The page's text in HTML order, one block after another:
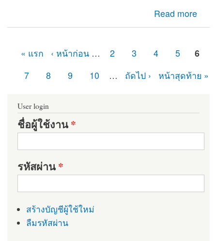
Read more
about หาคนรับปรับแก้ Module CMS Drupal เกี่ยวกับ Book
Module
« แรก ‹ หน้าก่อน … 2 3 4 5
6
7
8 9 10 … ถัดไป › หน้าสุดท้าย »
User login
ชื่อผู้ใช้งาน*
รหัสผ่าน*
สร้างบัญชีผู้ใช้ใหม่
ลืมรหัสผ่าน